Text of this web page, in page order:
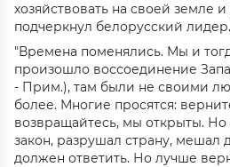
хозяйствовать на своей земле
подчеркнул белорусский лидер.
"Времена поменялись. Мы и
произошло воссоединение
- Прим.), там были не своими
более. Многие просятся:
возвращайтесь, мы открыты. Но
закон, разрушал страну, мешал
должен ответить. Но лучше